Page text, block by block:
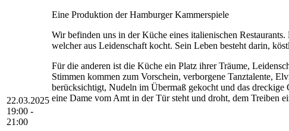
22.03.2025
19:00 -
21:00
Eine Produktion der Hamburger Kammerspiele
Wir befinden uns in der Küche eines italienischen
welcher aus Leidenschaft kocht. Sein Leben besteht darin,
Für die anderen ist die Küche ein Platz ihrer Träume,
Stimmen kommen zum Vorschein, verborgene Tanztalente,
berücksichtigt, Nudeln im Übermaß gekocht und das
eine Dame vom Amt in der Tür steht und droht, dem Treiben